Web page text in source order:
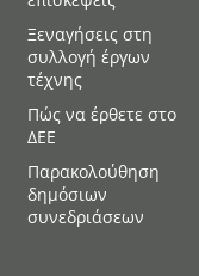
Ξεναγήσεις στη
συλλογή έργων
τέχνης
Πώς να έρθετε στο
ΔΕΕ
Παρακολούθηση
δημόσιων
συνεδριάσεων